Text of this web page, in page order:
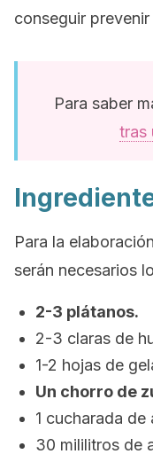
conseguir
Para saber
tras
Para la
serán necesarios
2-3 plátanos.
2-3 claras de
1-2 hojas de
Un chorro de
1 cucharada de
30 mililitros de